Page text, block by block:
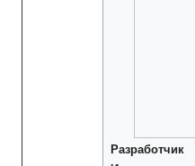
Разработчик